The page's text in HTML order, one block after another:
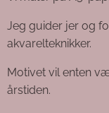
Jeg guider jer og
akvarelteknikker.
Motivet vil enten
årstiden.